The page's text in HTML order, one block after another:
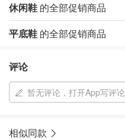
休闲鞋 的全部促销商品
平底鞋 的全部促销商品
评论
暂无评论，打开App写评论
相似同款